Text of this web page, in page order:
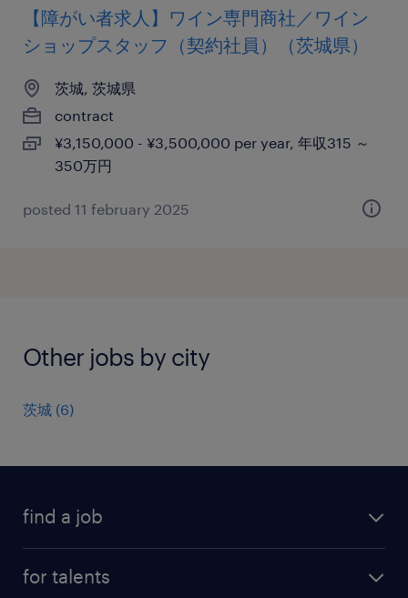
【障がい者求人】ワイン専門商社／ワイン
ショップスタッフ（契約社員）（茨城県）
茨城, 茨城県
contract
¥3,150,000 - ¥3,500,000 per year, 年収315 ～
350万円
posted 11 february 2025
Other jobs by city
茨城 (6)
find a job
for talents